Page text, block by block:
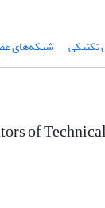
تکنیکی شبکه‌های
of